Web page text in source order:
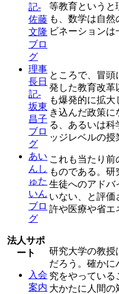
記-
佐藤
文隆
ブロ
グ
理事
長日
記-
坂東
昌子
ブロ
グ
あい
んし
ゅた
いん
ブロ
グ
法人サポ
ート
入会
案内
等教育というと
も、数学は自
ビネーションは
ところで、冒
発した教育改革
も爆発的に拡
き込んだ政策
る、あるいは
ッジレベルの授
これも当たり
ものである。
生徒へのアドバ
いない、と評価
許や医療や省エ
研究大学の教授
だろう。確か
究をやっている
大かたに人間の